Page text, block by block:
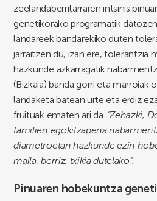
zeelandaberritarraren intsinis
genetikorako programatik
landareek bandarekiko duten
jarraitzen du, izan ere, tolerantzia
hazkunde azkarragatik
(Bizkaia) banda gorri eta marroiak
landaketa batean urte eta erdiz
fruituak ematen ari da. “Zehazki,
familien egokitzapena
diametroetan hazkunde ezin
maila, berriz, txikia dutelako”.
Pinuaren hobekuntza